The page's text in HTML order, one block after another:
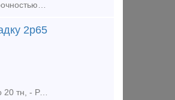
Клемма промежуточная ПК ГОСТ 22343-90, быстрая отгрузка. Клемма ПК - Отличается особой прочностью, обеспечивают высокую эффективность зажима рельс, выдерживает большие нагрузки и отличается стойкост
2р65
Спрос/покупка материалов ВСП: - Подкладку КБ65 бу от 1тн до 60 тн, - Накладку 2р65 бу от 1тн до 20 тн, - Рельсы Р65 без износа и 1гр или от 10 до 40 тн Любые материалы всп и вагонные зап